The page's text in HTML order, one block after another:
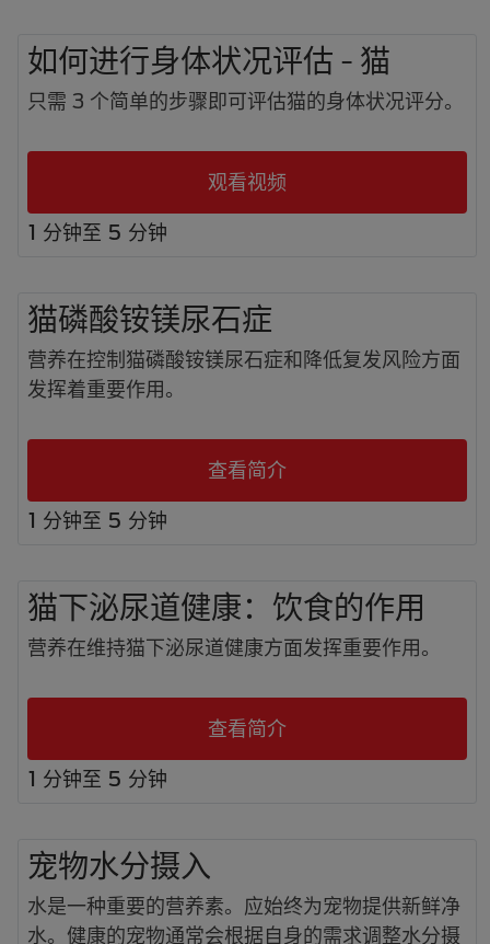
如何进行身体状况评估 - 猫
只需 3 个简单的步骤即可评估猫的身体状况评分。
观看视频
1 分钟至 5 分钟
猫磷酸铵镁尿石症
营养在控制猫磷酸铵镁尿石症和降低复发风险方面
发挥着重要作用。
查看简介
1 分钟至 5 分钟
猫下泌尿道健康：饮食的作用
营养在维持猫下泌尿道健康方面发挥重要作用。
查看简介
1 分钟至 5 分钟
宠物水分摄入
水是一种重要的营养素。应始终为宠物提供新鲜净
水。健康的宠物通常会根据自身的需求调整水分摄